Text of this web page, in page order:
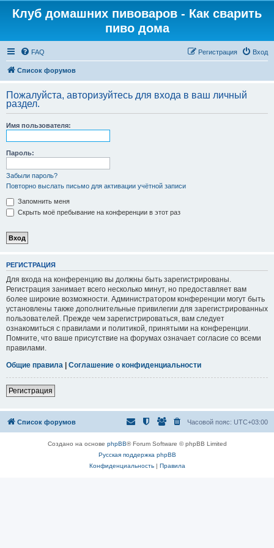
Клуб домашних пивоваров - Как cварить
пиво дома
FAQ Вход
Регистрация
Список форумов
Пожалуйста, авторизуйтесь для входа в ваш личный
раздел.
Имя пользователя:
Пароль:
Забыли пароль?
Повторно выслать письмо для активации учётной записи
Запомнить меня
Скрыть моё пребывание на конференции в этот раз
РЕГИСТРАЦИЯ
Для входа на конференцию вы должны быть зарегистрированы.
Регистрация занимает всего несколько минут, но предоставляет вам
более широкие возможности. Администратором конференции могут быть
установлены также дополнительные привилегии для зарегистрированных
пользователей. Прежде чем зарегистрироваться, вам следует
ознакомиться с правилами и политикой, принятыми на конференции.
Помните, что ваше присутствие на форумах означает согласие со всеми
правилами.
Общие правила | Соглашение о конфиденциальности
Регистрация
Список форумов Часовой пояс: UTC+03:00
Создано на основе phpBB® Forum Software © phpBB Limited
Русская поддержка phpBB
Конфиденциальность| Правила